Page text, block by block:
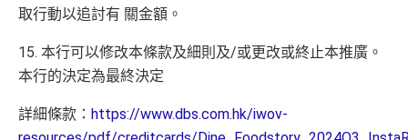
取行動以追討有 關金額。
15. 本行可以修改本條款及細則及/或更改或終止本推廣。
本行的決定為最終決定
詳細條款： https://www.dbs.com.hk/iwov-